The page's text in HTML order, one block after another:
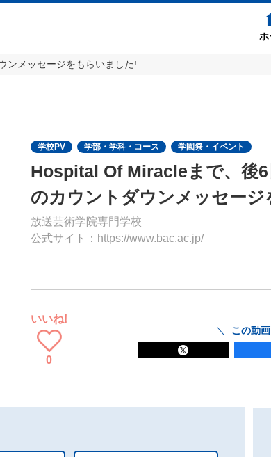
ホ
ンメッセージをもらいました!
学校PV 学部・学科・コース 学園祭・イベント
Hospital Of Miracleまで、後
のカウントダウンメッセー
放送芸術学院専門学校
公式サイト：https://www.bac.ac.jp/
いいね!
0
この動